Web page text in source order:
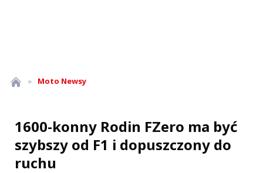
» Moto Newsy
1600-konny Rodin FZero ma być
szybszy od F1 i dopuszczony do
ruchu